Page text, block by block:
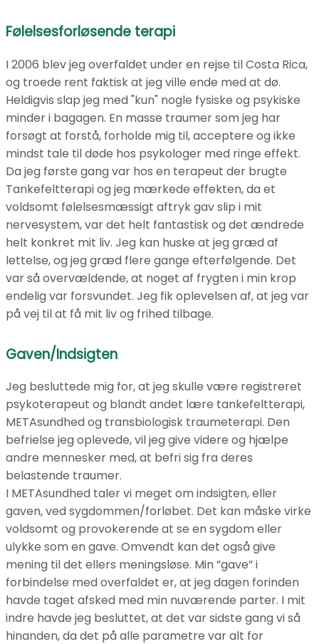
Følelsesforløsende terapi
I 2006 blev jeg overfaldet under en rejse til Costa Rica,
og troede rent faktisk at jeg ville ende med at dø.
Heldigvis slap jeg med "kun" nogle fysiske og psykiske
minder i bagagen. En masse traumer som jeg har
forsøgt at forstå, forholde mig til, acceptere og ikke
mindst tale til døde hos psykologer med ringe effekt.
Da jeg første gang var hos en terapeut der brugte
Tankefeltterapi og jeg mærkede effekten, da et
voldsomt følelsesmæssigt aftryk gav slip i mit
nervesystem, var det helt fantastisk og det ændrede
helt konkret mit liv. Jeg kan huske at jeg græd af
lettelse, og jeg græd flere gange efterfølgende. Det
var så overvældende, at noget af frygten i min krop
endelig var forsvundet. Jeg fik oplevelsen af, at jeg var
på vej til at få mit liv og frihed tilbage.
Gaven/Indsigten
Jeg besluttede mig for, at jeg skulle være registreret
psykoterapeut og blandt andet lære tankefeltterapi,
METAsundhed og transbiologisk traumeterapi. Den
befrielse jeg oplevede, vil jeg give videre og hjælpe
andre mennesker med, at befri sig fra deres
belastende traumer.
I METAsundhed taler vi meget om indsigten, eller
gaven, ved sygdommen/forløbet. Det kan måske virke
voldsomt og provokerende at se en sygdom eller
ulykke som en gave. Omvendt kan det også give
mening til det ellers meningsløse. Min ”gave” i
forbindelse med overfaldet er, at jeg dagen forinden
havde taget afsked med min nuværende parter. I mit
indre havde jeg besluttet, at det var sidste gang vi så
hinanden, da det på alle parametre var alt for